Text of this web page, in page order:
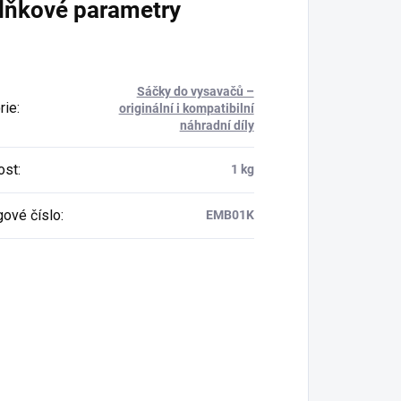
parametry
:
Sáčky do vysavačů –
originální i kompatibilní
náhradní díly
: 1 kg
číslo: EMB01K